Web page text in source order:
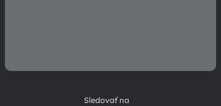
Sledovať na